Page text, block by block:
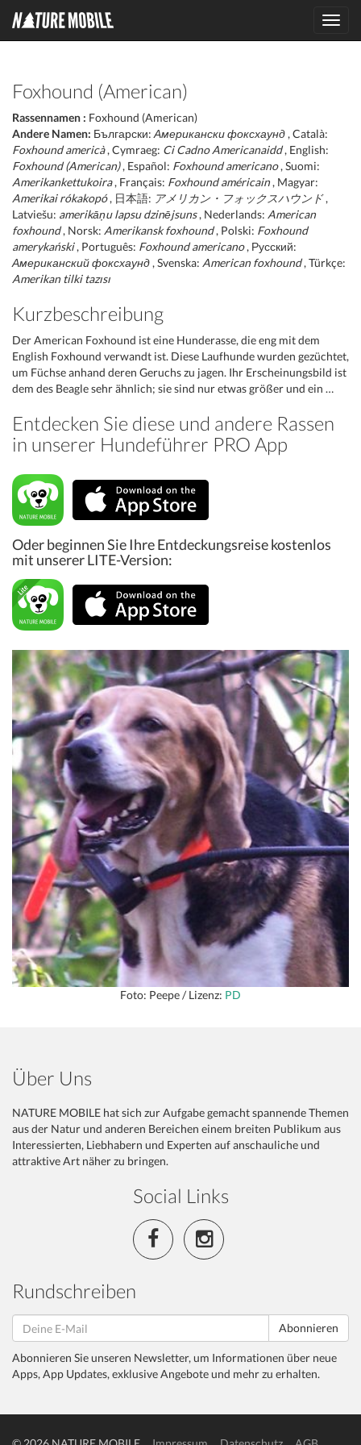
Foxhound (American)
Rassennamen : Foxhound (American)
Andere Namen: Български: Американски фоксхаунд , Català:
Foxhound americà, Cymraeg: Ci Cadno Americanaidd, English:
Foxhound (American), Español: Foxhound americano, Suomi:
Amerikankettukoira, Français: Foxhound américain, Magyar:
Amerikai rókakopó, 日本語: アメリカン・フォックスハウンド,
Latviešu: amerikāņu lapsu dzinējsuns, Nederlands: American
foxhound, Norsk: Amerikansk foxhound, Polski: Foxhound
amerykański, Português: Foxhound americano, Русский:
Американский фоксхаунд , Svenska: American foxhound, Türkçe:
Amerikan tilki tazısı
Kurzbeschreibung
Der American Foxhound ist eine Hunderasse, die eng mit dem
English Foxhound verwandt ist. Diese Laufhunde wurden gezüchtet,
um Füchse anhand deren Geruchs zu jagen. Ihr Erscheinungsbild ist
dem des Beagle sehr ähnlich; sie sind nur etwas größer und ein …
Entdecken Sie diese und andere Rassen
in unserer Hundeführer PRO App
Oder beginnen Sie Ihre Entdeckungsreise kostenlos
mit unserer LITE-Version:
Foto: Peepe / Lizenz: PD
Über Uns
NATURE MOBILE hat sich zur Aufgabe gemacht spannende Themen
aus der Natur und anderen Bereichen einem breiten Publikum aus
Interessierten, Liebhabern und Experten auf anschauliche und
attraktive Art näher zu bringen.
Social Links
Rundschreiben
Abonnieren
Abonnieren Sie unseren Newsletter, um Informationen über neue
Apps, App Updates, exklusive Angebote und mehr zu erhalten.